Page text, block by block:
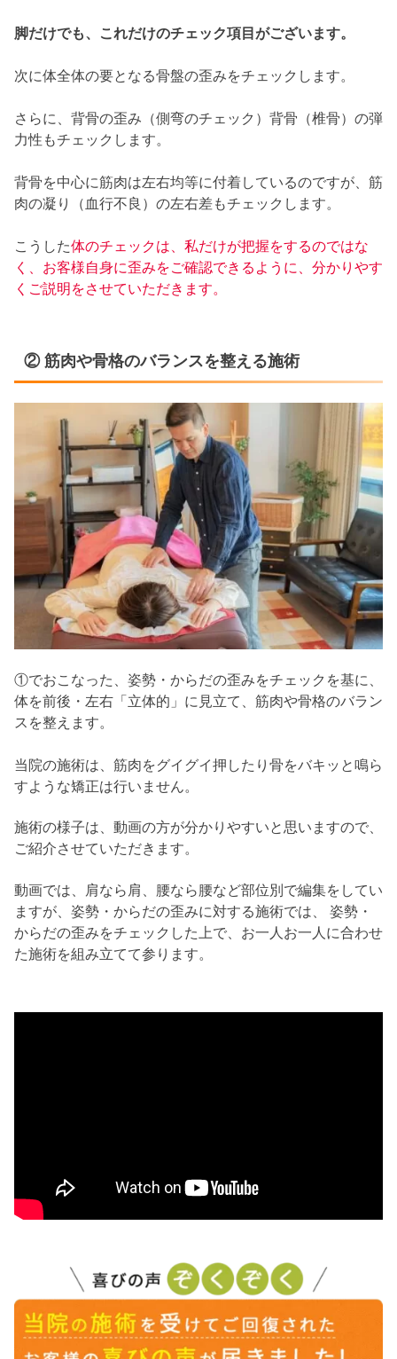
脚だけでも、これだけのチェック項目がございます。
次に体全体の要となる骨盤の歪みをチェックします。
さらに、背骨の歪み（側弯のチェック）背骨（椎骨）の弾
力性もチェックします。
背骨を中心に筋肉は左右均等に付着しているのですが、筋
肉の凝り（血行不良）の左右差もチェックします。
こうした体のチェックは、私だけが把握をするのではな
く、お客様自身に歪みをご確認できるように、分かりやす
くご説明をさせていただきます。
② 筋肉や骨格のバランスを整える施術
①でおこなった、姿勢・からだの歪みをチェックを基に、
体を前後・左右「立体的」に見立て、筋肉や骨格のバラン
スを整えます。
当院の施術は、筋肉をグイグイ押したり骨をバキッと鳴ら
すような矯正は行いません。
施術の様子は、動画の方が分かりやすいと思いますので、
ご紹介させていただきます。
動画では、肩なら肩、腰なら腰など部位別で編集をしてい
ますが、姿勢・からだの歪みに対する施術では、 姿勢・
からだの歪みをチェックした上で、お一人お一人に合わせ
た施術を組み立てて参ります。